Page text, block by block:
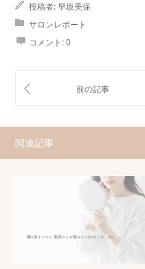
投稿者:早坂美保
サロンレポート
コメント:0
関連記事